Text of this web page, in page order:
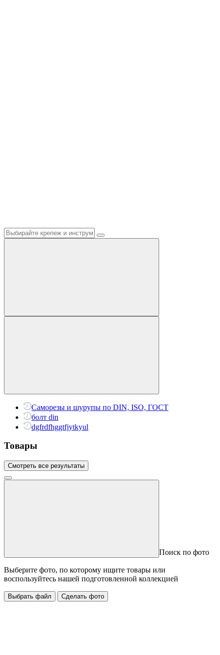
Саморезы и шурупы по DIN, ISO, ГОСТ
болт din
dgfrdfhggtfjytkyul
Товары
Смотреть все результаты
Поиск по фото
Выберите фото, по которому ищите товары или
воспользуйтесь нашей подготовленной коллекцией
Выбрать файл Сделать фото